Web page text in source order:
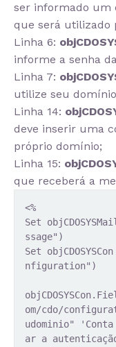
ser informado um
que será utilizado
Linha 6:
informe a senha
Linha 7:
utilize seu
Linha 14:
deve inserir uma
próprio domínio;
Linha 15:
que receberá a
<%
Set
ssage")
Set
nfiguration")
om/cdo/
udominio"
ar a